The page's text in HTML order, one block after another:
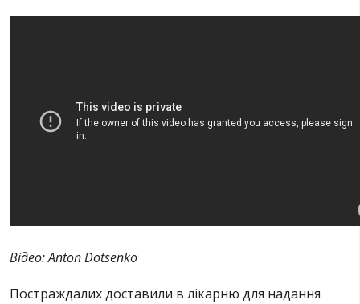
Відео: Anton Dotsenko
Постраждалих доставили в лікарню для надання